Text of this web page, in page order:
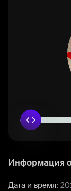
Информация
Дата и время: